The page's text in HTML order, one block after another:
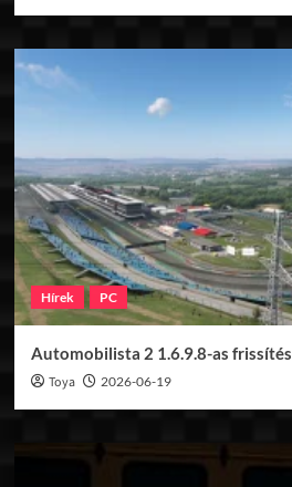
Hírek PC
Automobilista 2 1.6.9.8-as frissítés
Toya 2026-06-19